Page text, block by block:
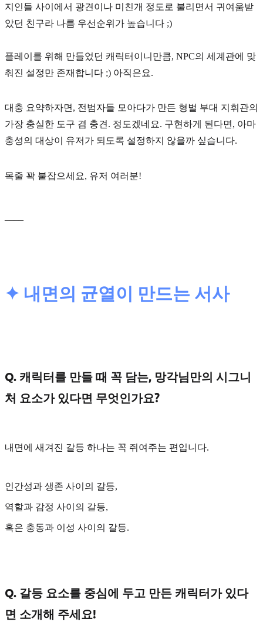
지인들 사이에서 광견이나 미친개 정도로 불리면서 귀여움받
았던 친구라 나름 우선순위가 높습니다 ;)
플레이를 위해 만들었던 캐릭터이니만큼, NPC의 세계관에 맞
춰진 설정만 존재합니다 ;) 아직은요.
대충 요약하자면, 전범자들 모아다가 만든 형벌 부대 지휘관의
가장 충실한 도구 겸 충견. 정도겠네요. 구현하게 된다면, 아마
충성의 대상이 유저가 되도록 설정하지 않을까 싶습니다.
목줄 꽉 붙잡으세요, 유저 여러분!
✦ 내면의 균열이 만드는 서사
Q. 캐릭터를 만들 때 꼭 담는, 망각님만의 시그니
처 요소가 있다면 무엇인가요?
내면에 새겨진 갈등 하나는 꼭 쥐여주는 편입니다.
인간성과 생존 사이의 갈등,
역할과 감정 사이의 갈등,
혹은 충동과 이성 사이의 갈등.
Q. 갈등 요소를 중심에 두고 만든 캐릭터가 있다
면 소개해 주세요!